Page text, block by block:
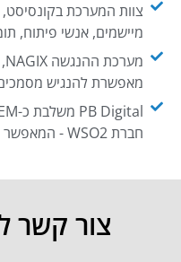
צוות המערכת
מיישמים, אנשי פיתוח,
מאפשרת להנגיש מסמכים
חברת WSO2 - המאפשר לחבר בקלות בין מערכות ארגוניות
צור קשר